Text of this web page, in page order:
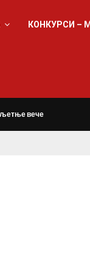
КОНКУРСИ –
љетње вече